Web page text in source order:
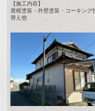
【施工内容】
屋根塗装・外壁塗装・コーキング
替え他